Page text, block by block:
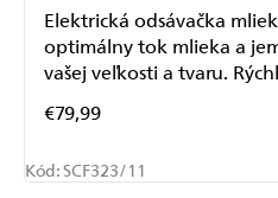
€79,99
Elektrická odsávačka
optimálny tok mlieka a
vašej veľkosti a tvaru.
Kód:SCF323/11